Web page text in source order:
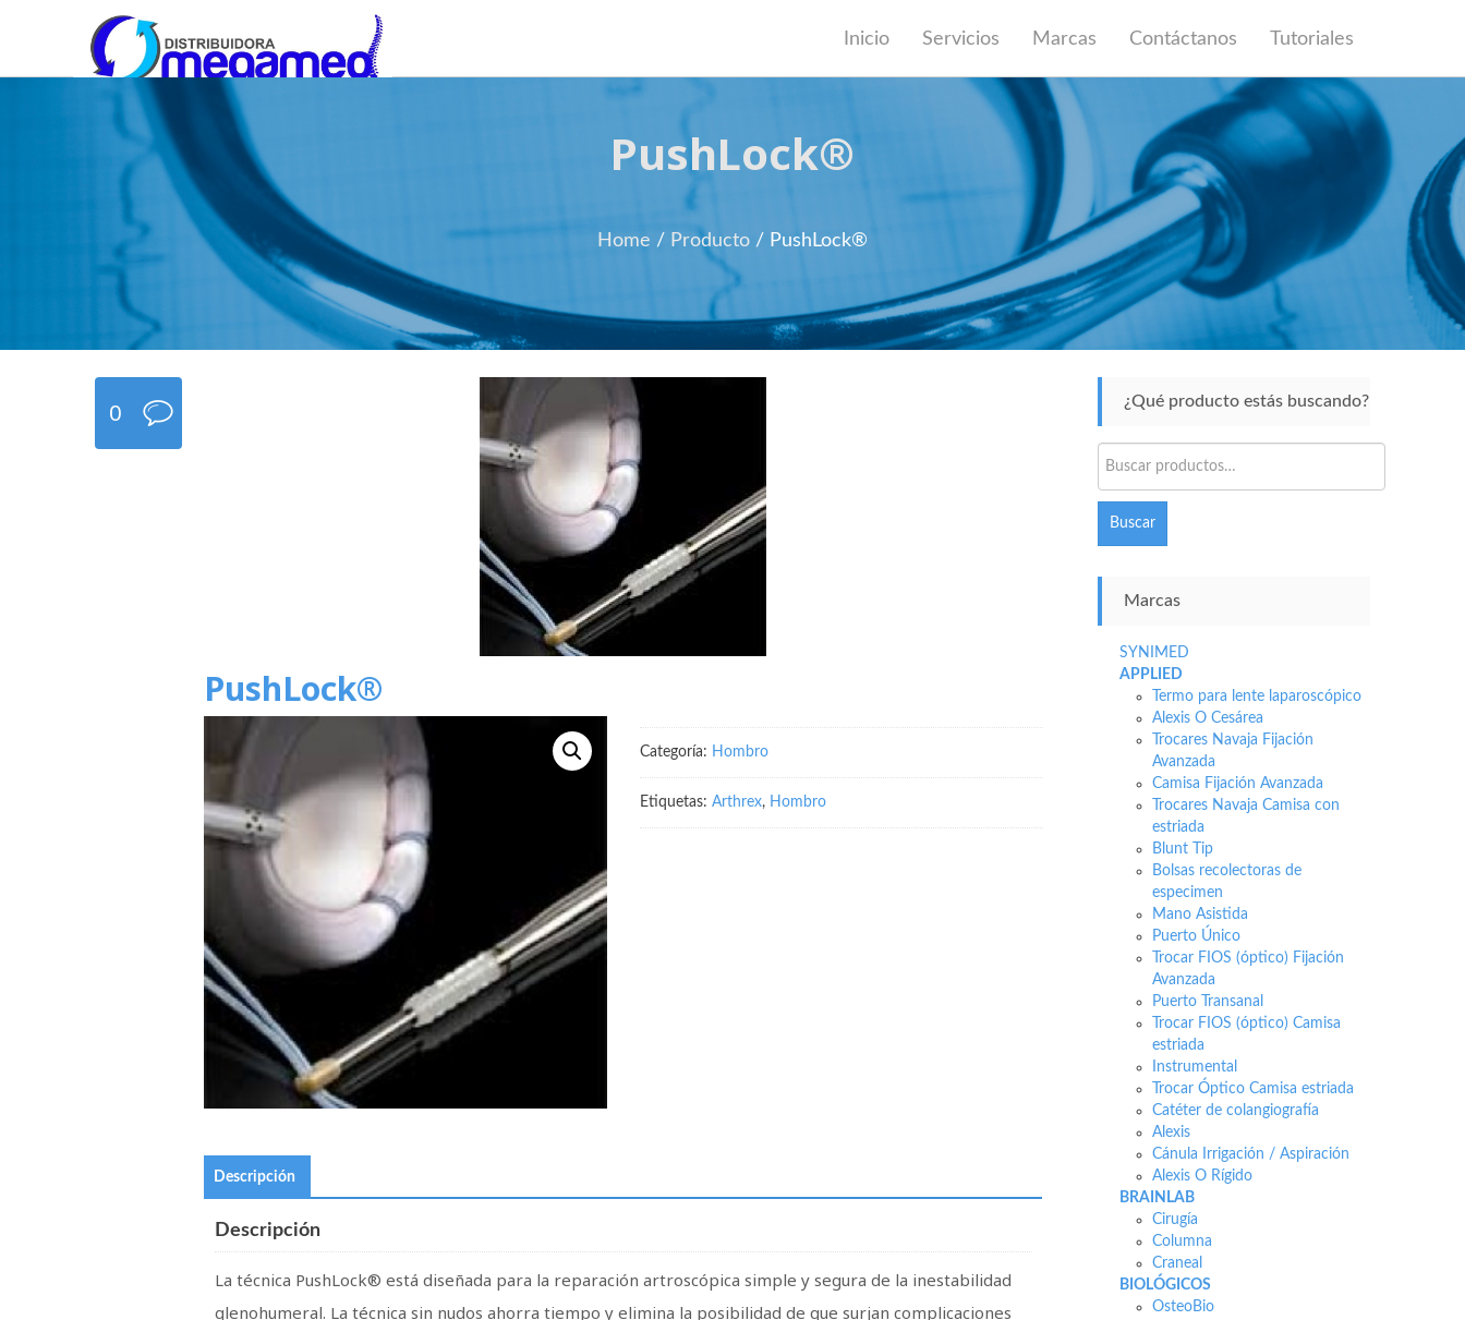
OmegaMed Sureste
OmegaMed Sureste
Inicio Servicios Marcas Contáctanos Tutoriales
PushLock®
Home / Producto / PushLock®
0
PushLock®
Categoría: Hombro
Etiquetas:Arthrex, Hombro
Descripción
Descripción
La técnica PushLock® está diseñada para la reparación artroscópica simple y segura de la inestabilidad
glenohumeral. La técnica sin nudos ahorra tiempo y elimina la posibilidad de que surjan complicaciones
¿Qué producto estás buscando?
por:
Buscar
Marcas
SYNIMED
APPLIED
Termo para lente laparoscópico
Alexis O Cesárea
Trocares Navaja Fijación
Avanzada
Camisa Fijación Avanzada
Trocares Navaja Camisa con
estriada
Blunt Tip
Bolsas recolectoras de
especimen
Mano Asistida
Puerto Único
Trocar FIOS (óptico) Fijación
Avanzada
Puerto Transanal
Trocar FIOS (óptico) Camisa
estriada
Instrumental
Trocar Óptico Camisa estriada
Catéter de colangiografía
Alexis
Cánula Irrigación / Aspiración
Alexis O Rígido
BRAINLAB
Cirugía
Columna
Craneal
BIOLÓGICOS
OsteoBio